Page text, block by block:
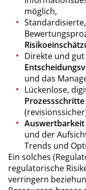
möglich,
Direkte und
und das
Lückenlose,
Prozessschritte
Auswertbarkeit
und der
Trends und
Ein solches
regulatorische
verringern